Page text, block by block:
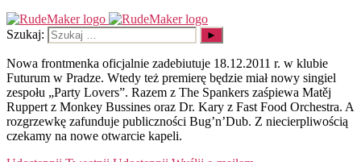
Szukaj:
Nowa frontmenka oficjalnie zadebiutuje 18.12.2011 r. w klubie
Futurum w Pradze. Wtedy też premierę będzie miał nowy singiel
zespołu „Party Lovers”. Razem z The Spankers zaśpiewa Matěj
Ruppert z Monkey Bussines oraz Dr. Kary z Fast Food Orchestra. A
rozgrzewkę zafunduje publiczności Bug’n’Dub. Z niecierpliwością
czekamy na nowe otwarcie kapeli.